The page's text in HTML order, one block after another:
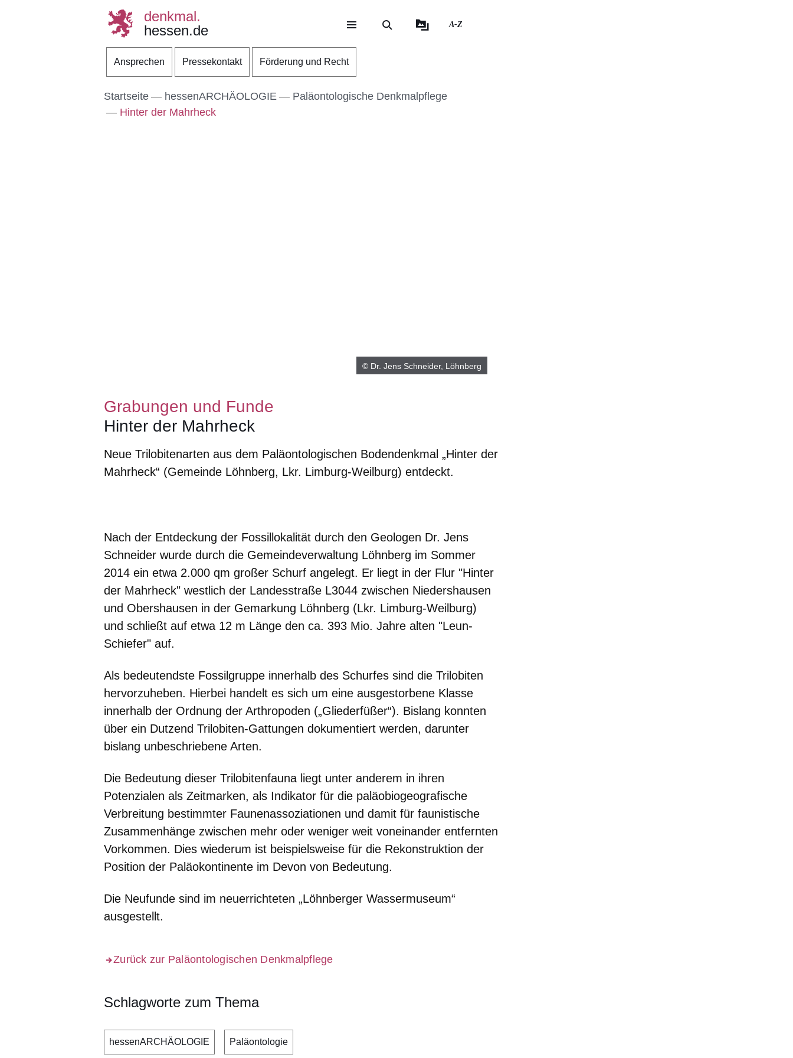
Direkt zum Kopf der Seite
Direkt zum Inhalt
Direkt zum Fuß der Seite
denkmal.
hessen.de
A-Z
Ansprechen Pressekontakt Förderung und Recht
Startseite hessenARCHÄOLOGIE
Paläontologische Denkmalpflege
Hinter der Mahrheck
© Dr. Jens Schneider, Löhnberg
Grabungen und Funde
Hinter der Mahrheck
Neue Trilobitenarten aus dem Paläontologischen Bodendenkmal „Hinter der
Mahrheck“ (Gemeinde Löhnberg, Lkr. Limburg-Weilburg) entdeckt.
Nach der Entdeckung der Fossillokalität durch den Geologen Dr. Jens
Schneider wurde durch die Gemeindeverwaltung Löhnberg im Sommer
2014 ein etwa 2.000 qm großer Schurf angelegt. Er liegt in der Flur "Hinter
der Mahrheck" westlich der Landesstraße L3044 zwischen Niedershausen
und Obershausen in der Gemarkung Löhnberg (Lkr. Limburg-Weilburg)
und schließt auf etwa 12 m Länge den ca. 393 Mio. Jahre alten "Leun-
Schiefer" auf.
Als bedeutendste Fossilgruppe innerhalb des Schurfes sind die Trilobiten
hervorzuheben. Hierbei handelt es sich um eine ausgestorbene Klasse
innerhalb der Ordnung der Arthropoden („Gliederfüßer“). Bislang konnten
über ein Dutzend Trilobiten-Gattungen dokumentiert werden, darunter
bislang unbeschriebene Arten.
Die Bedeutung dieser Trilobitenfauna liegt unter anderem in ihren
Potenzialen als Zeitmarken, als Indikator für die paläobiogeografische
Verbreitung bestimmter Faunenassoziationen und damit für faunistische
Zusammenhänge zwischen mehr oder weniger weit voneinander entfernten
Vorkommen. Dies wiederum ist beispielsweise für die Rekonstruktion der
Position der Paläokontinente im Devon von Bedeutung.
Die Neufunde sind im neuerrichteten „Löhnberger Wassermuseum“
ausgestellt.
Zurück zur Paläontologischen Denkmalpflege
Schlagworte zum Thema
hessenARCHÄOLOGIE Paläontologie